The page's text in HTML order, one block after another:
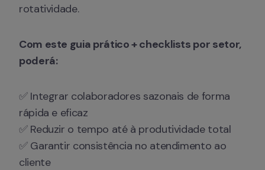
rotatividade.
Com este guia prático + checklists por setor,
poderá:
✅ Integrar colaboradores sazonais de forma
rápida e eficaz
✅ Reduzir o tempo até à produtividade total
✅ Garantir consistência no atendimento ao
cliente